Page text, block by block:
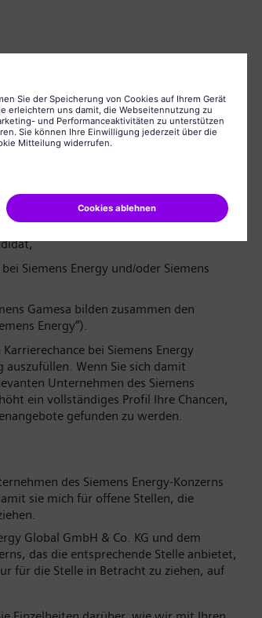
Siemens Energy und/oder Siemens
Gamesa bilden zusammen den
Energy“).
bei Siemens Energy
Wenn Sie sich damit
Unternehmen des Siemens
ein vollständiges Profil Ihre Chancen,
gefunden zu werden.
des Siemens Energy-Konzerns
sie mich für offene Stellen, die
Global GmbH & Co. KG und dem
das die entsprechende Stelle anbietet,
für die Stelle in Betracht zu ziehen, auf